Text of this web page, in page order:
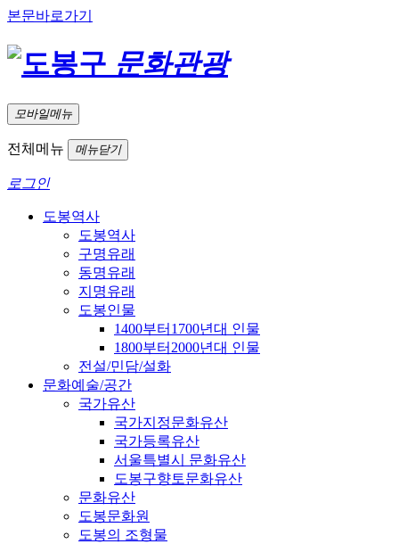
본문바로가기
문화관광
모바일메뉴
전체메뉴 메뉴닫기
로그인
도봉역사
도봉역사
구명유래
동명유래
지명유래
도봉인물
1400부터1700년대 인물
1800부터2000년대 인물
전설/민담/설화
문화예술/공간
국가유산
국가지정문화유산
국가등록유산
서울특별시 문화유산
도봉구향토문화유산
문화유산
도봉문화원
도봉의 조형물